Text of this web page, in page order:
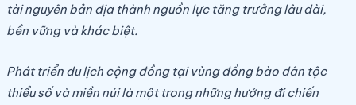
tài nguyên bản địa thành nguồn lực tăng trưởng lâu dài,
bền vững và khác biệt.
Phát triển du lịch cộng đồng tại vùng đồng bào dân tộc
thiểu số và miền núi là một trong những hướng đi chiến